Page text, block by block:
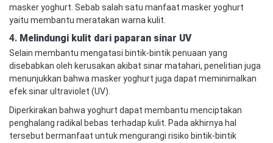
masker yoghurt. Sebab salah satu manfaat masker yoghurt
yaitu membantu meratakan warna kulit.
4. Melindungi kulit dari paparan sinar UV
Selain membantu mengatasi bintik-bintik penuaan yang
disebabkan oleh kerusakan akibat sinar matahari, penelitian juga
menunjukkan bahwa masker yoghurt juga dapat meminimalkan
efek sinar ultraviolet (UV).
Diperkirakan bahwa yoghurt dapat membantu menciptakan
penghalang radikal bebas terhadap kulit. Pada akhirnya hal
tersebut bermanfaat untuk mengurangi risiko bintik-bintik